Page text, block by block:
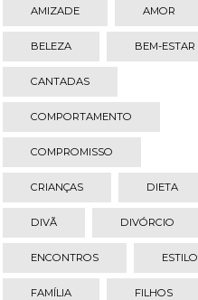
AMIZADE AMOR
BELEZA BEM-ESTAR
CANTADAS
COMPORTAMENTO
COMPROMISSO
CRIANÇAS DIETA
DIVÃ DIVÓRCIO
ENCONTROS ESTILO
FAMÍLIA FILHOS